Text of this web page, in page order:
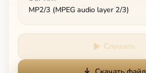
MP2/3 (MPEG audio layer 2/3)
Слушать